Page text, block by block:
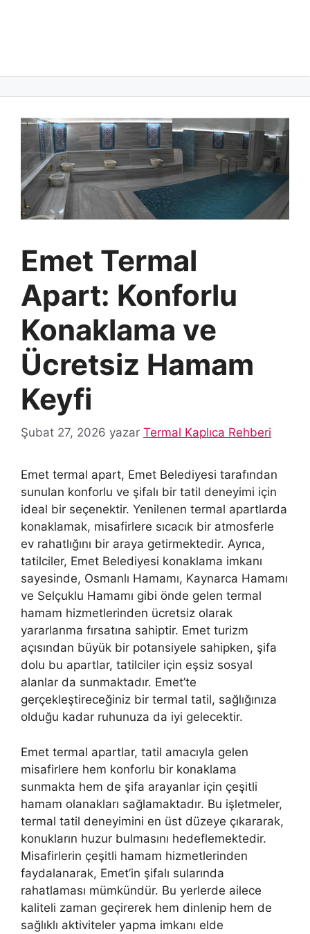
Emet Termal
Apart: Konforlu
Konaklama ve
Ücretsiz Hamam
Keyfi
Şubat 27, 2026 yazar Termal Kaplıca Rehberi
Emet termal apart, Emet Belediyesi tarafından
sunulan konforlu ve şifalı bir tatil deneyimi için
ideal bir seçenektir. Yenilenen termal apartlarda
konaklamak, misafirlere sıcacık bir atmosferle
ev rahatlığını bir araya getirmektedir. Ayrıca,
tatilciler, Emet Belediyesi konaklama imkanı
sayesinde, Osmanlı Hamamı, Kaynarca Hamamı
ve Selçuklu Hamamı gibi önde gelen termal
hamam hizmetlerinden ücretsiz olarak
yararlanma fırsatına sahiptir. Emet turizm
açısından büyük bir potansiyele sahipken, şifa
dolu bu apartlar, tatilciler için eşsiz sosyal
alanlar da sunmaktadır. Emet’te
gerçekleştireceğiniz bir termal tatil, sağlığınıza
olduğu kadar ruhunuza da iyi gelecektir.
Emet termal apartlar, tatil amacıyla gelen
misafirlere hem konforlu bir konaklama
sunmakta hem de şifa arayanlar için çeşitli
hamam olanakları sağlamaktadır. Bu işletmeler,
termal tatil deneyimini en üst düzeye çıkararak,
konukların huzur bulmasını hedeflemektedir.
Misafirlerin çeşitli hamam hizmetlerinden
faydalanarak, Emet’in şifalı sularında
rahatlaması mümkündür. Bu yerlerde ailece
kaliteli zaman geçirerek hem dinlenip hem de
sağlıklı aktiviteler yapma imkanı elde